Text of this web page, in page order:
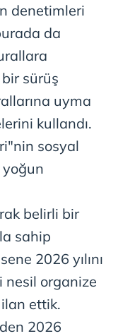
denetimleri
da
sürüş
uyma
kullandı.
sosyal
belirli bir
sahip
2026 yılını
nesil organize
ilan ettik.
2026